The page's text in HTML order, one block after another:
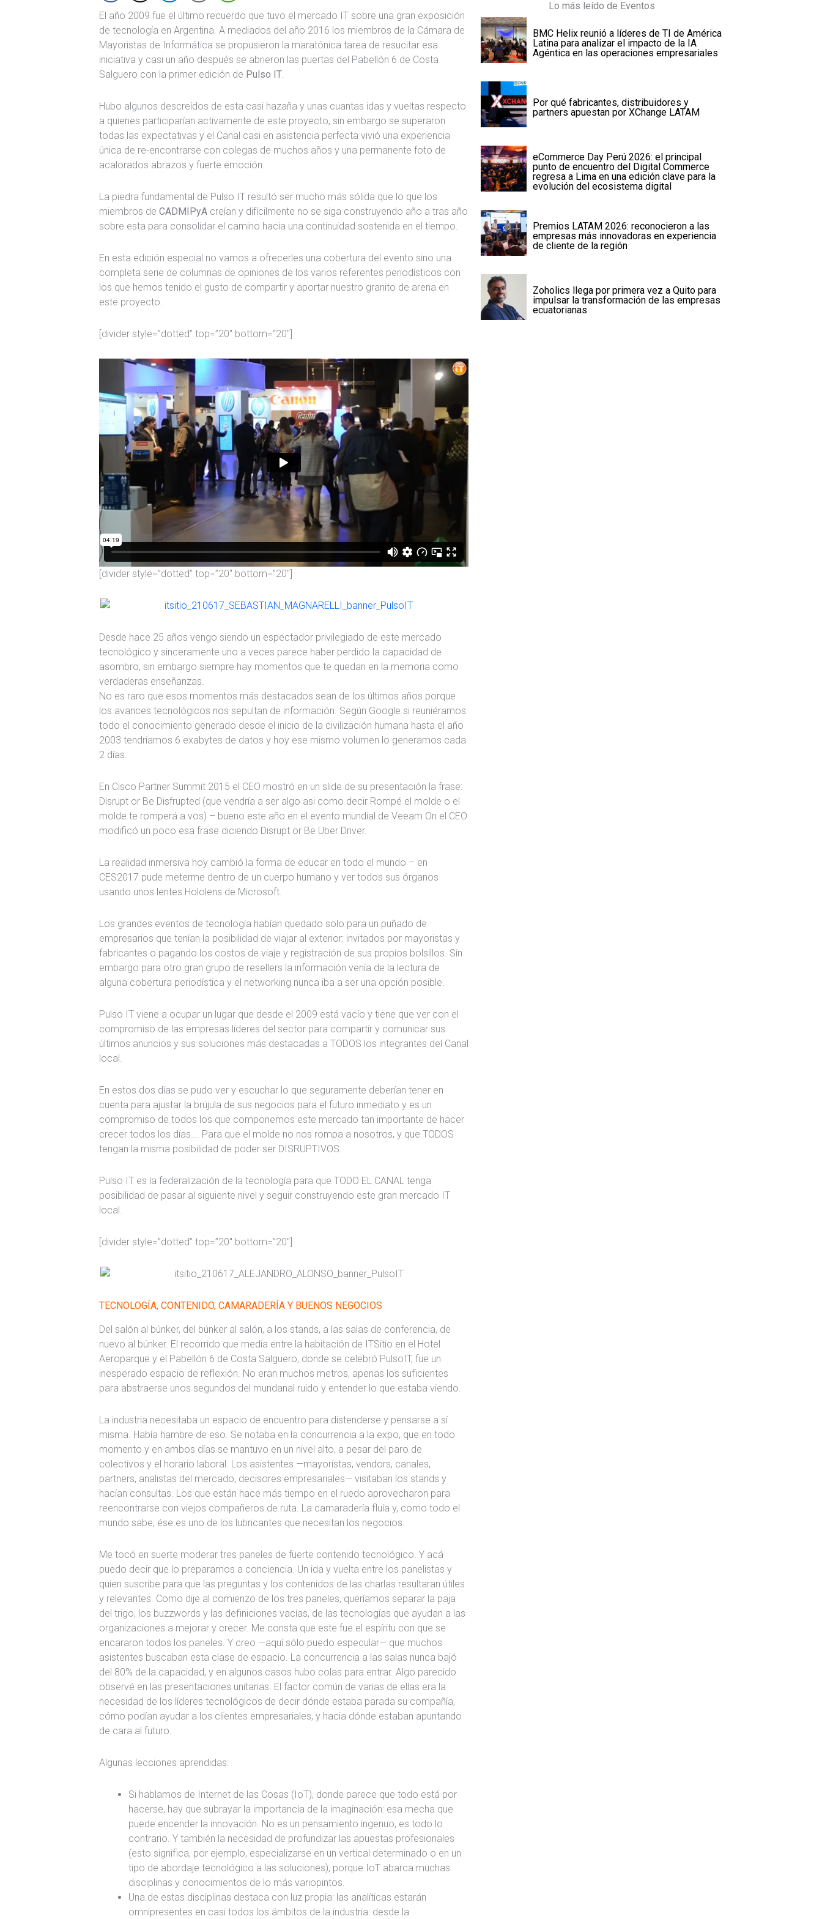
El año 2009 fue el último recuerdo que tuvo el mercado IT sobre una gran exposición
de tecnología en Argentina. A mediados del año 2016 los miembros de la Cámara de
Mayoristas de Informática se propusieron la maratónica tarea de resucitar esa
iniciativa y casi un año después se abrieron las puertas del Pabellón 6 de Costa
Salguero con la primer edición de Pulso IT.
Hubo algunos descreídos de esta casi hazaña y unas cuantas idas y vueltas respecto
a quienes participarían activamente de este proyecto, sin embargo se superaron
todas las expectativas y el Canal casi en asistencia perfecta vivió una experiencia
única de re-encontrarse con colegas de muchos años y una permanente foto de
acalorados abrazos y fuerte emoción.
La piedra fundamental de Pulso IT resultó ser mucho más sólida que lo que los
miembros de CADMIPyA creían y difícilmente no se siga construyendo año a tras año
sobre esta para consolidar el camino hacia una continuidad sostenida en el tiempo.
En esta edición especial no vamos a ofrecerles una cobertura del evento sino una
completa serie de columnas de opiniones de los varios referentes periodísticos con
los que hemos tenido el gusto de compartir y aportar nuestro granito de arena en
este proyecto.
[divider style=”dotted” top=”20″ bottom=”20″]
[divider style=”dotted” top=”20″ bottom=”20″]
Desde hace 25 años vengo siendo un espectador privilegiado de este mercado
tecnológico y sinceramente uno a veces parece haber perdido la capacidad de
asombro, sin embargo siempre hay momentos que te quedan en la memoria como
verdaderas enseñanzas.
No es raro que esos momentos más destacados sean de los últimos años porque
los avances tecnológicos nos sepultan de información. Según Google si reuniéramos
todo el conocimiento generado desde el inicio de la civilización humana hasta el año
2003 tendriamos 6 exabytes de datos y hoy ese mismo volumen lo generamos cada
2 días.
En Cisco Partner Summit 2015 el CEO mostró en un slide de su presentación la frase:
Disrupt or Be Disfrupted (que vendría a ser algo asi como decir Rompé el molde o el
molde te romperá a vos) – bueno este año en el evento mundial de Veeam On el CEO
modificó un poco esa frase diciendo Disrupt or Be Uber Driver.
La realidad inmersiva hoy cambió la forma de educar en todo el mundo – en
CES2017 pude meterme dentro de un cuerpo humano y ver todos sus órganos
usando unos lentes Hololens de Microsoft.
Los grandes eventos de tecnología habían quedado solo para un puñado de
empresarios que tenían la posibilidad de viajar al exterior: invitados por mayoristas y
fabricantes o pagando los costos de viaje y registración de sus propios bolsillos. Sin
embargo para otro gran grupo de resellers la información venía de la lectura de
alguna cobertura periodística y el networking nunca iba a ser una opción posible.
Pulso IT viene a ocupar un lugar que desde el 2009 está vacío y tiene que ver con el
compromiso de las empresas líderes del sector para compartir y comunicar sus
últimos anuncios y sus soluciones más destacadas a TODOS los integrantes del Canal
local.
En estos dos días se pudo ver y escuchar lo que seguramente deberían tener en
cuenta para ajustar la brújula de sus negocios para el futuro inmediato y es un
compromiso de todos los que componemos este mercado tan importante de hacer
crecer todos los días…. Para que el molde no nos rompa a nosotros, y que TODOS
tengan la misma posibilidad de poder ser DISRUPTIVOS.
Pulso IT es la federalización de la tecnología para que TODO EL CANAL tenga
posibilidad de pasar al siguiente nivel y seguir construyendo este gran mercado IT
local.
[divider style=”dotted” top=”20″ bottom=”20″]
TECNOLOGÍA, CONTENIDO, CAMARADERÍA Y BUENOS NEGOCIOS
Del salón al búnker, del búnker al salón, a los stands, a las salas de conferencia, de
nuevo al búnker. El recorrido que media entre la habitación de ITSitio en el Hotel
Aeroparque y el Pabellón 6 de Costa Salguero, donde se celebró PulsoIT, fue un
inesperado espacio de reflexión. No eran muchos metros, apenas los suficientes
para abstraerse unos segundos del mundanal ruido y entender lo que estaba viendo.
La industria necesitaba un espacio de encuentro para distenderse y pensarse a sí
misma. Había hambre de eso. Se notaba en la concurrencia a la expo, que en todo
momento y en ambos días se mantuvo en un nivel alto, a pesar del paro de
colectivos y el horario laboral. Los asistentes —mayoristas, vendors, canales,
partners, analistas del mercado, decisores empresariales— visitaban los stands y
hacían consultas. Los que están hace más tiempo en el ruedo aprovecharon para
reencontrarse con viejos compañeros de ruta. La camaradería fluía y, como todo el
mundo sabe, ése es uno de los lubricantes que necesitan los negocios.
Me tocó en suerte moderar tres paneles de fuerte contenido tecnológico. Y acá
puedo decir que lo preparamos a conciencia. Un ida y vuelta entre los panelistas y
quien suscribe para que las preguntas y los contenidos de las charlas resultaran útiles
y relevantes. Como dije al comienzo de los tres paneles, queríamos separar la paja
del trigo, los buzzwords y las definiciones vacías, de las tecnologías que ayudan a las
organizaciones a mejorar y crecer. Me consta que este fue el espíritu con que se
encararon todos los paneles. Y creo —aquí sólo puedo especular— que muchos
asistentes buscaban esta clase de espacio. La concurrencia a las salas nunca bajó
del 80% de la capacidad, y en algunos casos hubo colas para entrar. Algo parecido
observé en las presentaciones unitarias. El factor común de varias de ellas era la
necesidad de los líderes tecnológicos de decir dónde estaba parada su compañía,
cómo podían ayudar a los clientes empresariales, y hacia dónde estaban apuntando
de cara al futuro.
Algunas lecciones aprendidas:
Si hablamos de Internet de las Cosas (IoT), donde parece que todo está por
hacerse, hay que subrayar la importancia de la imaginación: esa mecha que
puede encender la innovación. No es un pensamiento ingenuo, es todo lo
contrario. Y también la necesidad de profundizar las apuestas profesionales
(esto significa, por ejemplo, especializarse en un vertical determinado o en un
tipo de abordaje tecnológico a las soluciones), porque IoT abarca muchas
disciplinas y conocimientos de lo más variopintos.
Una de estas disciplinas destaca con luz propia: las analíticas estarán
omnipresentes en casi todos los ámbitos de la industria: desde la
Lo más leído de Eventos
BMC Helix reunió a líderes de TI de América
Latina para analizar el impacto de la IA
Agéntica en las operaciones empresariales
Por qué fabricantes, distribuidores y
partners apuestan por XChange LATAM
eCommerce Day Perú 2026: el principal
punto de encuentro del Digital Commerce
regresa a Lima en una edición clave para la
evolución del ecosistema digital
Premios LATAM 2026: reconocieron a las
empresas más innovadoras en experiencia
de cliente de la región
Zoholics llega por primera vez a Quito para
impulsar la transformación de las empresas
ecuatorianas